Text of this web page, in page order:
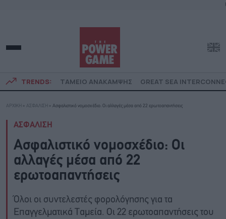
TRENDS: ΤΑΜΕΙΟ ΑΝΑΚΑΜΨΗΣ GREAT SEA
ΑΡΧΙΚΗ » ΑΣΦΑΛΙΣΗ » Ασφαλιστικό νομοσχέδιο: Οι αλλαγές μέσα από 22 ερωτοαπαντήσεις
ΑΣΦΑΛΙΣΗ
Ασφαλιστικό νομοσχέδιο: Οι
αλλαγές μέσα από 22
ερωτοαπαντήσεις
Όλοι οι συντελεστές φορολόγησης για τα
Επαγγελματικά Ταμεία. Οι 22 ερωτοαπαντήσεις του